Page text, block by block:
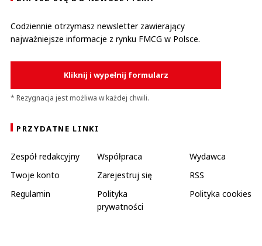
Codziennie otrzymasz newsletter zawierający
najważniejsze informacje z rynku FMCG w Polsce.
Kliknij i wypełnij formularz
* Rezygnacja jest możliwa w każdej chwili.
PRZYDATNE LINKI
Zespół redakcyjny Współpraca
Wydawca
Twoje konto
Zarejestruj się
RSS
Regulamin
Polityka
prywatności
Polityka cookies